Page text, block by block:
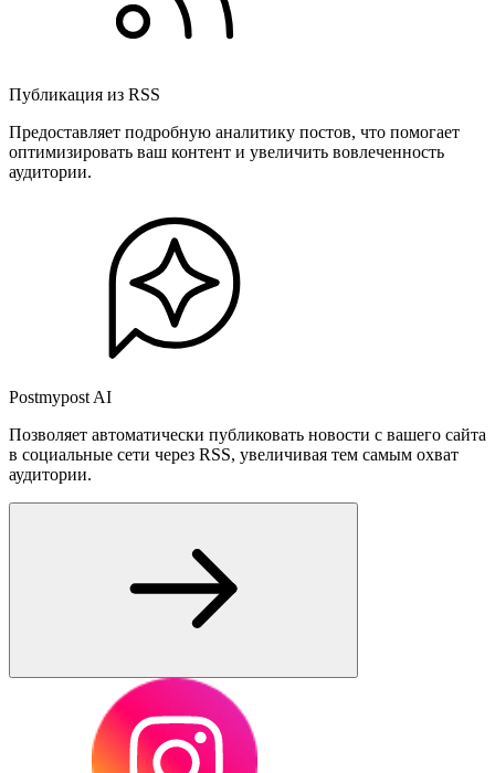
Публикация из RSS
Предоставляет подробную аналитику постов, что помогает
оптимизировать ваш контент и увеличить вовлеченность
аудитории.
Postmypost AI
Позволяет автоматически публиковать новости с вашего сайта
в социальные сети через RSS, увеличивая тем самым охват
аудитории.